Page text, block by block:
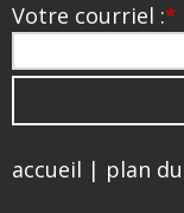
Votre courriel :*
accueil | plan